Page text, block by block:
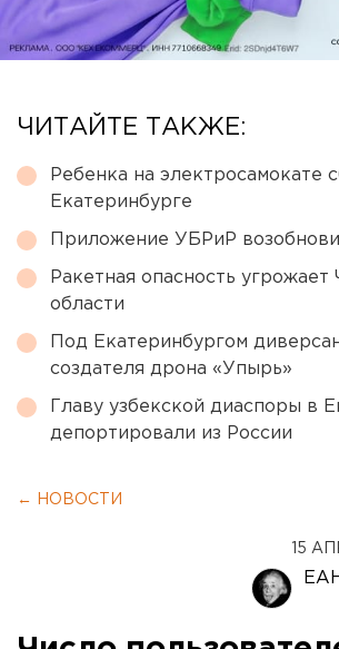
ЧИТАЙТЕ ТАКЖЕ:
Ребенка на электросамокате
Екатеринбурге
Приложение УБРиР
Ракетная опасность угрожает
области
Под Екатеринбургом
создателя дрона «Упырь»
Главу узбекской диаспоры в
депортировали из России
← НОВОСТИ
15